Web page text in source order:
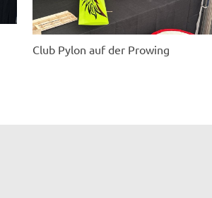
Club Pylon auf der Prowing